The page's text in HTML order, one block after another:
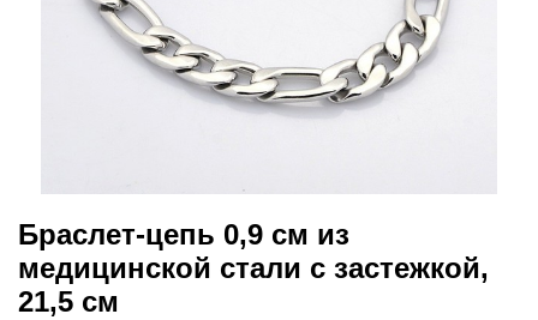
Браслет-цепь 0,9 см из
медицинской стали с застежкой,
21,5 см